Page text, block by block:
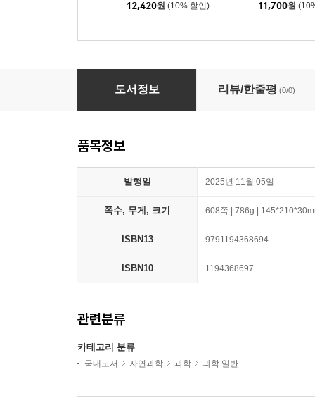
12,420원 (10% 할인) 11,700원
믿거나 말거나, 과학(X)입니다
도서정보 리뷰/한줄평 (0/0)
품목정보
발행일 2025년 11월 05일
쪽수, 무게, 크기 608쪽 | 786g |
ISBN13 9791194368694
ISBN10 1194368697
관련분류
카테고리 분류
국내도서 자연과학 과학 과학 일반